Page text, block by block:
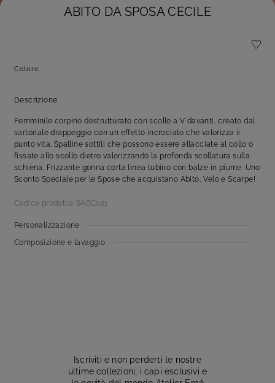
ABITO DA SPOSA CECILE
Colore:
Descrizione
Femminile corpino destrutturato con scollo a V davanti, creato dal
sartoriale drappeggio con un effetto incrociato che valorizza ii
punto vita. Spalline sottili che possono essere allacciate al collo o
fissate allo scollo dietro valorizzando la profonda scollatura sulla
schiena. Frizzante gonna corta linea tubino con balze in piume. Uno
Sconto Speciale per le Spose che acquistano Abito, Velo e Scarpe!
Codice prodotto: SABC021
Personalizzazione
Composizione e lavaggio
Iscriviti e non perderti le nostre
ultime collezioni, i capi esclusivi e